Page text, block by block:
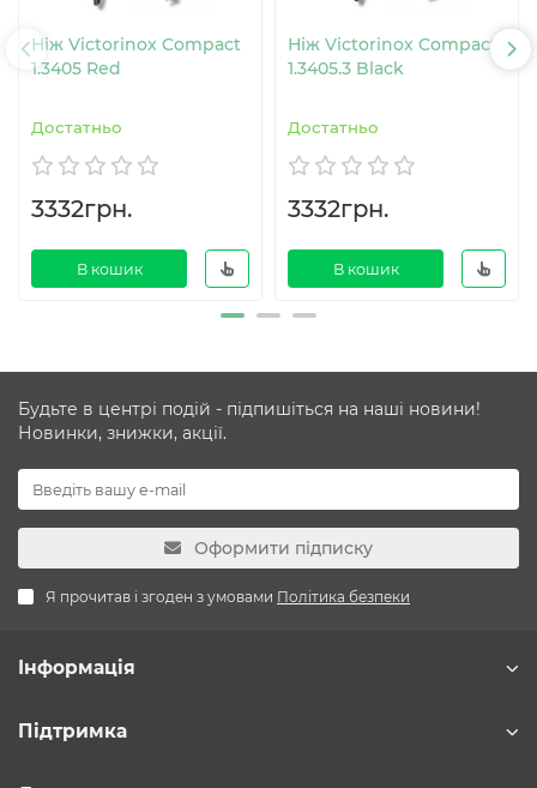
Ніж Victorinox Compact
1.3405 Red
Достатньо
3332грн.
В кошик
Ніж Victorinox Compact
1.3405.3 Black
Достатньо
3332грн.
В кошик
Будьте в центрі подій - підпишіться на наші новини!
Новинки, знижки, акції.
Оформити підписку
Я прочитав і згоден з умовами Політика безпеки
Інформація
Підтримка